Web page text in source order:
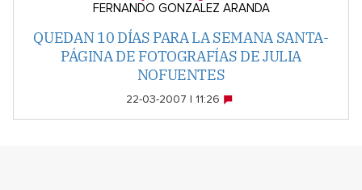
FERNANDO GONZALEZ ARANDA
QUEDAN 10 DÍAS PARA LA SEMANA SANTA-
PÁGINA DE FOTOGRAFÍAS DE JULIA
NOFUENTES
22-03-2007 | 11:26